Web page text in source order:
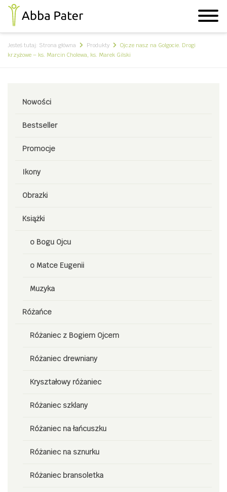
Jesteś tutaj: Strona główna Produkty
Ojcze nasz na Golgocie. Drogi
krzyżowe – ks. Marcin Cholewa, ks. Marek Gilski
Nowości
Bestseller
Promocje
Ikony
Obrazki
Książki
o Bogu Ojcu
o Matce Eugenii
Muzyka
Różańce
Różaniec z Bogiem Ojcem
Różaniec drewniany
Kryształowy różaniec
Różaniec szklany
Różaniec na łańcuszku
Różaniec na sznurku
Różaniec bransoletka